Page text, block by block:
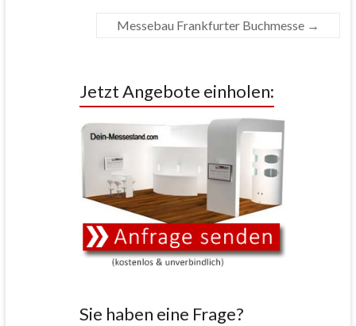
Messebau Frankfurter Buchmesse →
Jetzt Angebote einholen:
Sie haben eine Frage?